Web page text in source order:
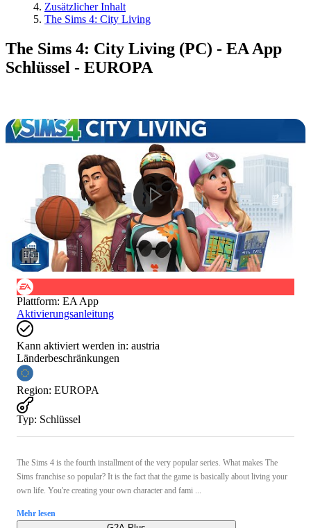
Zusätzlicher Inhalt
The Sims 4: City Living
The Sims 4: City Living (PC) - EA App
Schlüssel - EUROPA
1/5
Plattform: EA App
Aktivierungsanleitung
Kann aktiviert werden in: austria
Länderbeschränkungen
Region: EUROPA
Typ: Schlüssel
The Sims 4 is the fourth installment of the very popular series. What makes The
Sims franchise so popular? It is the fact that the game is basically about living your
own life. You're creating your own character and fami ...
Mehr lesen